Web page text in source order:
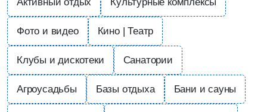
Активный отдых Культурные комплексы
Фото и видео Кино | Театр
Клубы и дискотеки Санатории
Агроусадьбы Базы отдыха Бани и сауны